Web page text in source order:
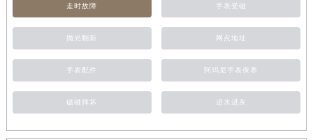
走时故障 手表受磁
抛光翻新 网点地址
手表配件 阿玛尼手表保养
磕碰摔坏 进水进灰